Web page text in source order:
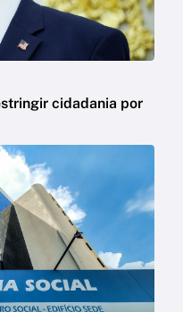
cidadania por